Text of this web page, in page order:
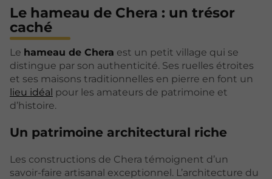
Le hameau de Chera : un trésor
caché
Le hameau de Chera est un petit village qui se
distingue par son authenticité. Ses ruelles étroites
et ses maisons traditionnelles en pierre en font un
lieu idéal pour les amateurs de patrimoine et
d’histoire.
Un patrimoine architectural riche
Les constructions de Chera témoignent d’un
savoir-faire artisanal exceptionnel. L’architecture du